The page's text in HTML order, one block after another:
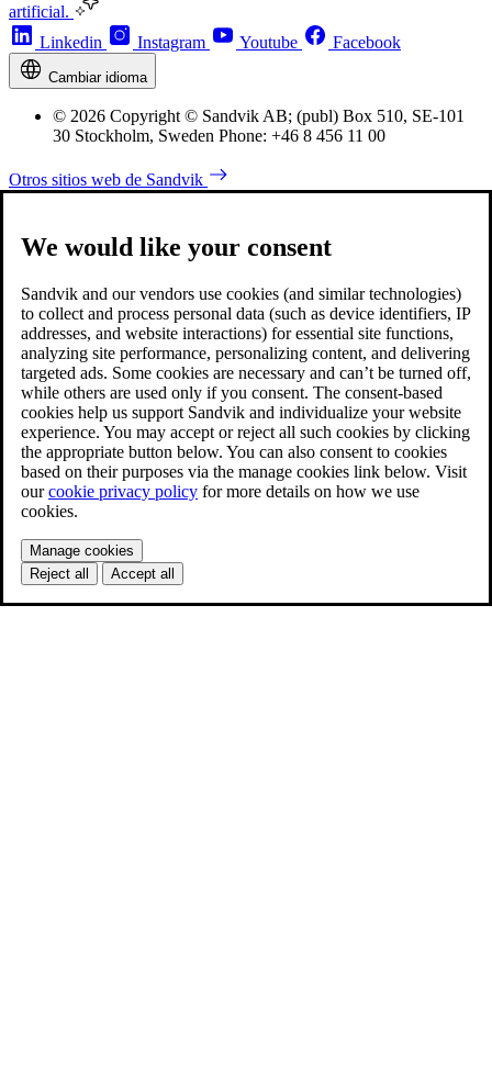
artificial.
Linkedin
Instagram Youtube Facebook
Cambiar idioma
© 2026 Copyright © Sandvik AB; (publ) Box 510, SE-101
30 Stockholm, Sweden Phone: +46 8 456 11 00
Otros sitios web de Sandvik
We would like your consent
Sandvik and our vendors use cookies (and similar technologies)
to collect and process personal data (such as device identifiers, IP
addresses, and website interactions) for essential site functions,
analyzing site performance, personalizing content, and delivering
targeted ads. Some cookies are necessary and can’t be turned off,
while others are used only if you consent. The consent-based
cookies help us support Sandvik and individualize your website
experience. You may accept or reject all such cookies by clicking
the appropriate button below. You can also consent to cookies
based on their purposes via the manage cookies link below. Visit
ourcookie privacy policy for more details on how we use
cookies.
Manage cookies
Reject all
Accept all